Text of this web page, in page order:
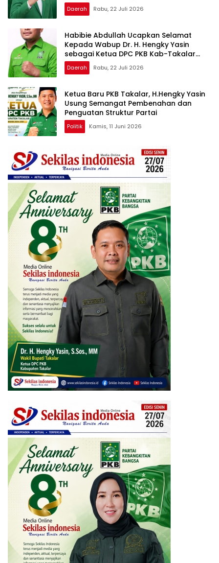
Daerah Rabu, 22 Juli 2026
Habibie Abdullah Ucapkan Selamat
Kepada Wabup Dr. H. Hengky Yasin
sebagai Ketua DPC PKB Kab-Takalar
Periode 2026–2031
Daerah Rabu, 22 Juli 2026
Ketua Baru PKB Takalar, H.Hengky Yasin
Usung Semangat Pembenahan dan
Penguatan Struktur Partai
Politik Kamis, 11 Juni 2026